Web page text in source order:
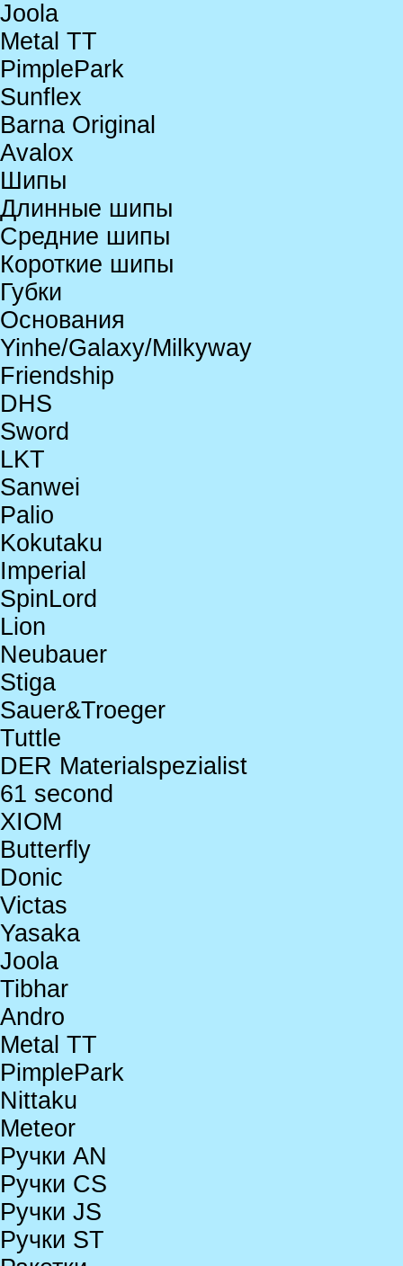
Joola
Metal TT
PimplePark
Sunflex
Barna Original
Avalox
Шипы
Длинные шипы
Средние шипы
Короткие шипы
Губки
Основания
Yinhe/Galaxy/Milkyway
Friendship
DHS
Sword
LKT
Sanwei
Palio
Kokutaku
Imperial
SpinLord
Lion
Neubauer
Stiga
Sauer&Troeger
Tuttle
DER Materialspezialist
61 second
XIOM
Butterfly
Donic
Victas
Yasaka
Joola
Tibhar
Andro
Metal TT
PimplePark
Nittaku
Meteor
Ручки AN
Ручки CS
Ручки JS
Ручки ST